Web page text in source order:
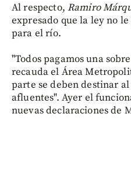
Al respecto, Ramiro
expresado que la ley no
para el río.
"Todos pagamos una
recauda el Área
parte se deben destinar
afluentes". Ayer el
nuevas declaraciones de